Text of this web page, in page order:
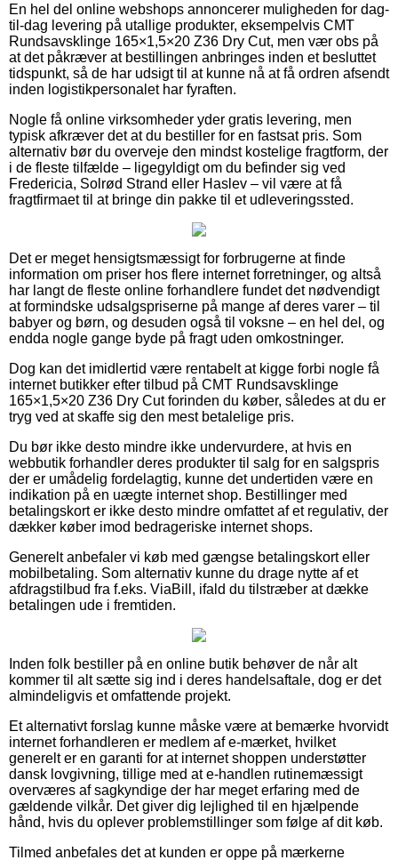
En hel del online webshops annoncerer muligheden for dag-
til-dag levering på utallige produkter, eksempelvis CMT
Rundsavsklinge 165×1,5×20 Z36 Dry Cut, men vær obs på
at det påkræver at bestillingen anbringes inden et besluttet
tidspunkt, så de har udsigt til at kunne nå at få ordren afsendt
inden logistikpersonalet har fyraften.
Nogle få online virksomheder yder gratis levering, men
typisk afkræver det at du bestiller for en fastsat pris. Som
alternativ bør du overveje den mindst kostelige fragtform, der
i de fleste tilfælde – ligegyldigt om du befinder sig ved
Fredericia, Solrød Strand eller Haslev – vil være at få
fragtfirmaet til at bringe din pakke til et udleveringssted.
Det er meget hensigtsmæssigt for forbrugerne at finde
information om priser hos flere internet forretninger, og altså
har langt de fleste online forhandlere fundet det nødvendigt
at formindske udsalgspriserne på mange af deres varer – til
babyer og børn, og desuden også til voksne – en hel del, og
endda nogle gange byde på fragt uden omkostninger.
Dog kan det imidlertid være rentabelt at kigge forbi nogle få
internet butikker efter tilbud på CMT Rundsavsklinge
165×1,5×20 Z36 Dry Cut forinden du køber, således at du er
tryg ved at skaffe sig den mest betalelige pris.
Du bør ikke desto mindre ikke undervurdere, at hvis en
webbutik forhandler deres produkter til salg for en salgspris
der er umådelig fordelagtig, kunne det undertiden være en
indikation på en uægte internet shop. Bestillinger med
betalingskort er ikke desto mindre omfattet af et regulativ, der
dækker køber imod bedrageriske internet shops.
Generelt anbefaler vi køb med gængse betalingskort eller
mobilbetaling. Som alternativ kunne du drage nytte af et
afdragstilbud fra f.eks. ViaBill, ifald du tilstræber at dække
betalingen ude i fremtiden.
Inden folk bestiller på en online butik behøver de når alt
kommer til alt sætte sig ind i deres handelsaftale, dog er det
almindeligvis et omfattende projekt.
Et alternativt forslag kunne måske være at bemærke hvorvidt
internet forhandleren er medlem af e-mærket, hvilket
generelt er en garanti for at internet shoppen understøtter
dansk lovgivning, tillige med at e-handlen rutinemæssigt
overværes af sagkyndige der har meget erfaring med de
gældende vilkår. Det giver dig lejlighed til en hjælpende
hånd, hvis du oplever problemstillinger som følge af dit køb.
Tilmed anbefales det at kunden er oppe på mærkerne